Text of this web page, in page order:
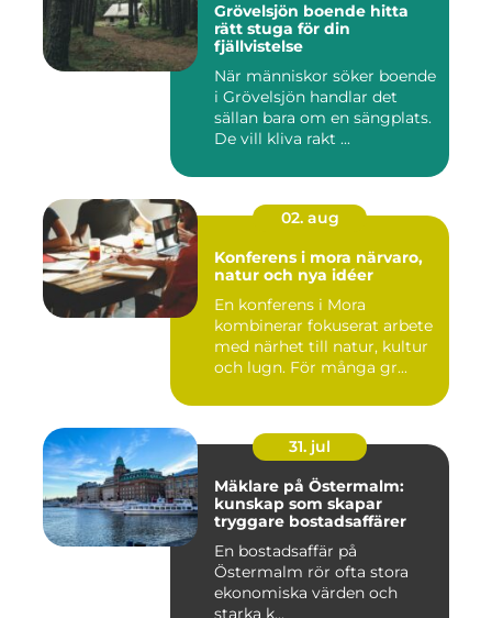
Grövelsjön boende hitta
rätt stuga för din
fjällvistelse
När människor söker boende
i Grövelsjön handlar det
sällan bara om en sängplats.
De vill kliva rakt ...
02. aug
Konferens i mora närvaro,
natur och nya idéer
En konferens i Mora
kombinerar fokuserat arbete
med närhet till natur, kultur
och lugn. För många gr...
31. jul
Mäklare på Östermalm:
kunskap som skapar
tryggare bostadsaffärer
En bostadsaffär på
Östermalm rör ofta stora
ekonomiska värden och
starka k...